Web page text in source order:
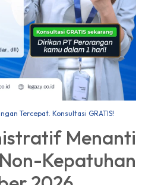
Tercepat. Konsultasi GRATIS!
Menanti
Kepatuhan